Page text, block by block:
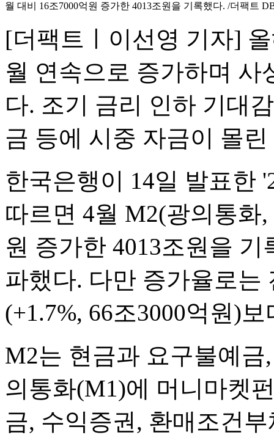
월 대비 16조7000억원 증가한 4013조원을 기록했다. /더팩트
[더팩트ㅣ이선영 기자]
월 연속으로 증가하며 사
다. 조기 금리 인하 기대
금 등에 시중 자금이 몰
한국은행이 14일 발표한
따르면 4월 M2(광의통화
원 증가한 4013조원을
파했다. 다만 증가율로는
(+1.7%, 66조3000억원)
M2는 현금과 요구불예
의통화(M1)에 머니마켓
금, 수익증권, 환매조건